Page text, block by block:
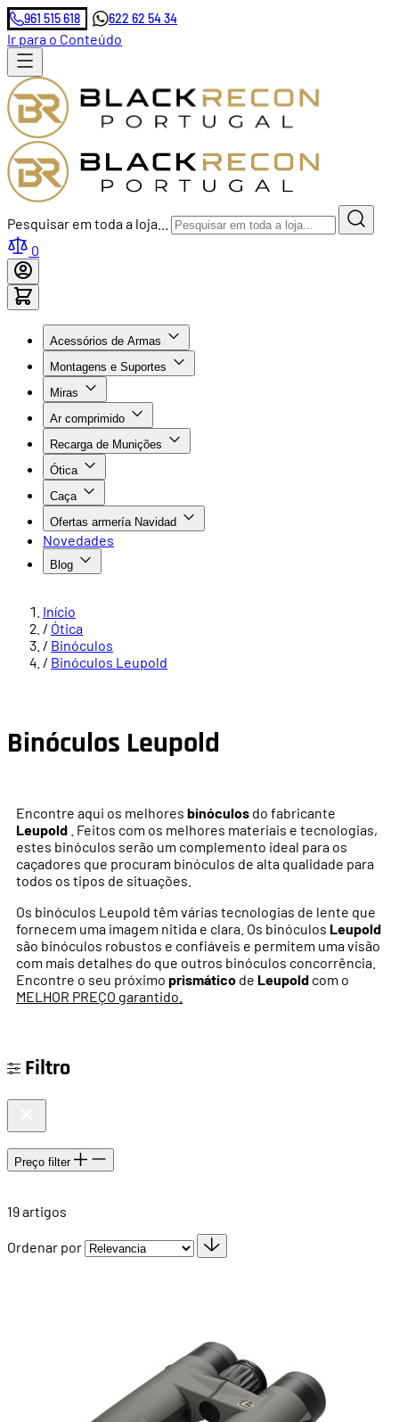
961 515 618 622 62 54 34
Ir para o Conteúdo
Pesquisar em toda a loja...
0
Acessórios de Armas
Montagens e Suportes
Miras
Ar comprimido
Recarga de Munições
Ótica
Caça
Ofertas armería Navidad
Novedades
Blog
Início
/ Ótica
/ Binóculos
/ Binóculos Leupold
Binóculos Leupold
Encontre aqui os melhores binóculos do fabricante
Leupold . Feitos com os melhores materiais e tecnologias,
estes binóculos serão um complemento ideal para os
caçadores que procuram binóculos de alta qualidade para
todos os tipos de situações.
Os binóculos Leupold têm várias tecnologias de lente que
fornecem uma imagem nitida e clara. Os binóculos Leupold
são binóculos robustos e confiáveis e permitem uma visão
com mais detalhes do que outros binóculos concorrência.
Encontre o seu próximo prismático de Leupold com o
MELHOR PREÇO garantido.
Filtro
Preço filter
19artigos
Ordenar por